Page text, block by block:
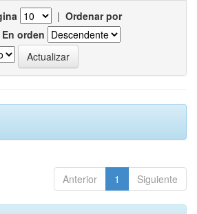
| Ordenar por
En orden
Anterior 1 Siguiente